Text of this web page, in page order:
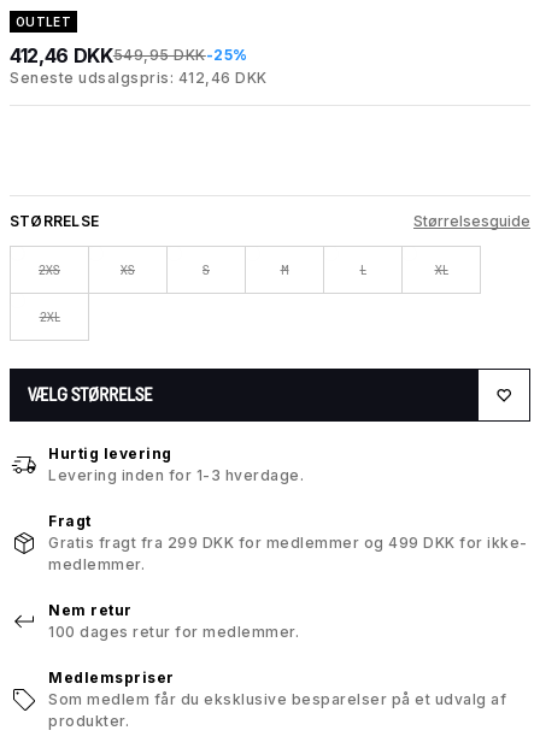
OUTLET
412,46 DKK549,95 DKK-25%
Seneste udsalgspris: 412,46 DKK
STØRRELSE Størrelsesguide
2XS XS S M L XL
2XL
VÆLG STØRRELSE
Hurtig levering
Levering inden for 1-3 hverdage.
Fragt
Gratis fragt fra 299 DKK for medlemmer og 499 DKK for ikke-
medlemmer.
Nem retur
100 dages retur for medlemmer.
Medlemspriser
Som medlem får du eksklusive besparelser på et udvalg af
produkter.